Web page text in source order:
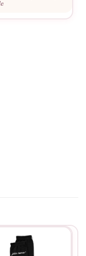
rythme quotidien
assortis en famille
avec les enfants,
pour afficher
notre
le temps.